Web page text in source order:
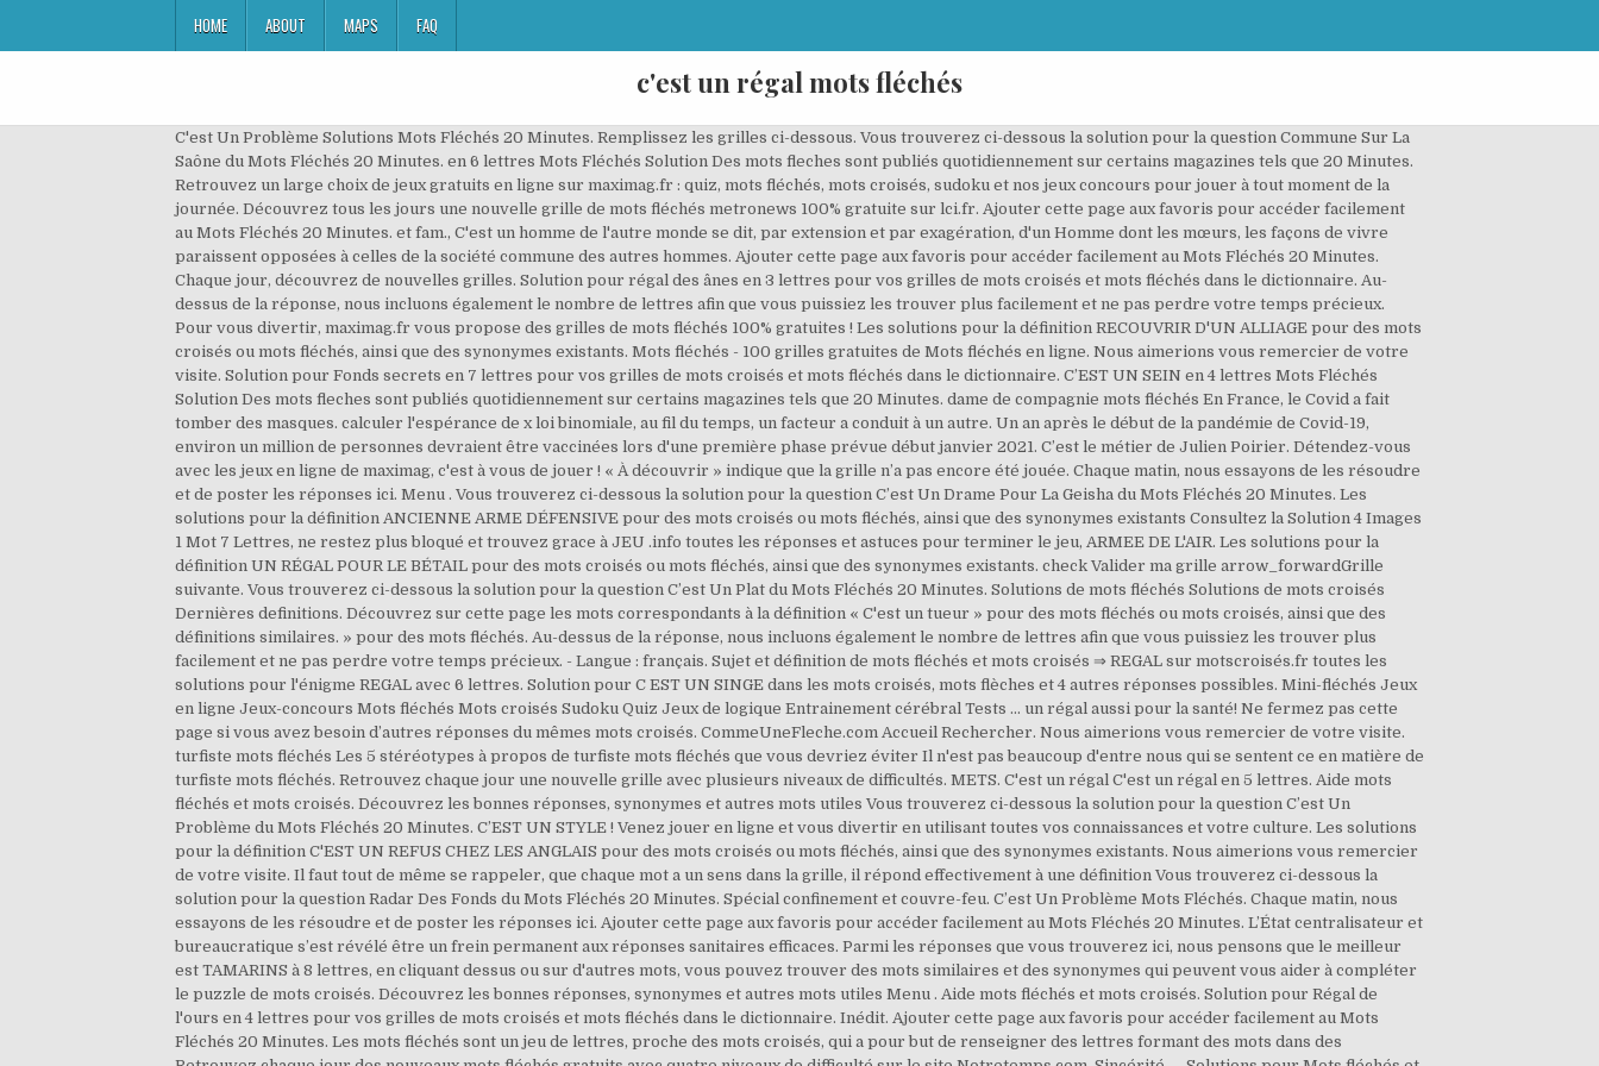
HOME ABOUT MAPS FAQ
c'est un régal mots fléchés
C'est Un Problème Solutions Mots Fléchés 20 Minutes. Remplissez les grilles ci-dessous. Vous trouverez ci-dessous la solution pour la question Commune Sur La
Saône du Mots Fléchés 20 Minutes. en 6 lettres Mots Fléchés Solution Des mots fleches sont publiés quotidiennement sur certains magazines tels que 20 Minutes.
Retrouvez un large choix de jeux gratuits en ligne sur maximag.fr : quiz, mots fléchés, mots croisés, sudoku et nos jeux concours pour jouer à tout moment de la
journée. Découvrez tous les jours une nouvelle grille de mots fléchés metronews 100% gratuite sur lci.fr. Ajouter cette page aux favoris pour accéder facilement
au Mots Fléchés 20 Minutes. et fam., C'est un homme de l'autre monde se dit, par extension et par exagération, d'un Homme dont les mœurs, les façons de vivre
paraissent opposées à celles de la société commune des autres hommes. Ajouter cette page aux favoris pour accéder facilement au Mots Fléchés 20 Minutes.
Chaque jour, découvrez de nouvelles grilles. Solution pour régal des ânes en 3 lettres pour vos grilles de mots croisés et mots fléchés dans le dictionnaire. Au-
dessus de la réponse, nous incluons également le nombre de lettres afin que vous puissiez les trouver plus facilement et ne pas perdre votre temps précieux.
Pour vous divertir, maximag.fr vous propose des grilles de mots fléchés 100% gratuites ! Les solutions pour la définition RECOUVRIR D'UN ALLIAGE pour des mots
croisés ou mots fléchés, ainsi que des synonymes existants. Mots fléchés - 100 grilles gratuites de Mots fléchés en ligne. Nous aimerions vous remercier de votre
visite. Solution pour Fonds secrets en 7 lettres pour vos grilles de mots croisés et mots fléchés dans le dictionnaire. C’EST UN SEIN en 4 lettres Mots Fléchés
Solution Des mots fleches sont publiés quotidiennement sur certains magazines tels que 20 Minutes. dame de compagnie mots fléchés En France, le Covid a fait
tomber des masques. calculer l'espérance de x loi binomiale, au fil du temps, un facteur a conduit à un autre. Un an après le début de la pandémie de Covid-19,
environ un million de personnes devraient être vaccinées lors d'une première phase prévue début janvier 2021. C’est le métier de Julien Poirier. Détendez-vous
avec les jeux en ligne de maximag, c'est à vous de jouer ! « À découvrir » indique que la grille n’a pas encore été jouée. Chaque matin, nous essayons de les résoudre
et de poster les réponses ici. Menu . Vous trouverez ci-dessous la solution pour la question C’est Un Drame Pour La Geisha du Mots Fléchés 20 Minutes. Les
solutions pour la définition ANCIENNE ARME DÉFENSIVE pour des mots croisés ou mots fléchés, ainsi que des synonymes existants Consultez la Solution 4 Images
1 Mot 7 Lettres, ne restez plus bloqué et trouvez grace à JEU .info toutes les réponses et astuces pour terminer le jeu, ARMEE DE L'AIR. Les solutions pour la
définition UN RÉGAL POUR LE BÉTAIL pour des mots croisés ou mots fléchés, ainsi que des synonymes existants. check Valider ma grille arrow_forwardGrille
suivante. Vous trouverez ci-dessous la solution pour la question C’est Un Plat du Mots Fléchés 20 Minutes. Solutions de mots fléchés Solutions de mots croisés
Dernières definitions. Découvrez sur cette page les mots correspondants à la définition « C'est un tueur » pour des mots fléchés ou mots croisés, ainsi que des
définitions similaires. » pour des mots fléchés. Au-dessus de la réponse, nous incluons également le nombre de lettres afin que vous puissiez les trouver plus
facilement et ne pas perdre votre temps précieux. - Langue : français. Sujet et définition de mots fléchés et mots croisés ⇒ REGAL sur motscroisés.fr toutes les
solutions pour l'énigme REGAL avec 6 lettres. Solution pour C EST UN SINGE dans les mots croisés, mots flèches et 4 autres réponses possibles. Mini-fléchés Jeux
en ligne Jeux-concours Mots fléchés Mots croisés Sudoku Quiz Jeux de logique Entrainement cérébral Tests ... un régal aussi pour la santé! Ne fermez pas cette
page si vous avez besoin d’autres réponses du mêmes mots croisés. CommeUneFleche.com Accueil Rechercher. Nous aimerions vous remercier de votre visite.
turfiste mots fléchés Les 5 stéréotypes à propos de turfiste mots fléchés que vous devriez éviter Il n'est pas beaucoup d'entre nous qui se sentent ce en matière de
turfiste mots fléchés. Retrouvez chaque jour une nouvelle grille avec plusieurs niveaux de difficultés. METS. C'est un régal C'est un régal en 5 lettres. Aide mots
fléchés et mots croisés. Découvrez les bonnes réponses, synonymes et autres mots utiles Vous trouverez ci-dessous la solution pour la question C’est Un
Problème du Mots Fléchés 20 Minutes. C’EST UN STYLE ! Venez jouer en ligne et vous divertir en utilisant toutes vos connaissances et votre culture. Les solutions
pour la définition C'EST UN REFUS CHEZ LES ANGLAIS pour des mots croisés ou mots fléchés, ainsi que des synonymes existants. Nous aimerions vous remercier
de votre visite. Il faut tout de même se rappeler, que chaque mot a un sens dans la grille, il répond effectivement à une définition Vous trouverez ci-dessous la
solution pour la question Radar Des Fonds du Mots Fléchés 20 Minutes. Spécial confinement et couvre-feu. C’est Un Problème Mots Fléchés. Chaque matin, nous
essayons de les résoudre et de poster les réponses ici. Ajouter cette page aux favoris pour accéder facilement au Mots Fléchés 20 Minutes. L’État centralisateur et
bureaucratique s’est révélé être un frein permanent aux réponses sanitaires efficaces. Parmi les réponses que vous trouverez ici, nous pensons que le meilleur
est TAMARINS à 8 lettres, en cliquant dessus ou sur d'autres mots, vous pouvez trouver des mots similaires et des synonymes qui peuvent vous aider à compléter
le puzzle de mots croisés. Découvrez les bonnes réponses, synonymes et autres mots utiles Menu . Aide mots fléchés et mots croisés. Solution pour Régal de
l'ours en 4 lettres pour vos grilles de mots croisés et mots fléchés dans le dictionnaire. Inédit. Ajouter cette page aux favoris pour accéder facilement au Mots
Fléchés 20 Minutes. Les mots fléchés sont un jeu de lettres, proche des mots croisés, qui a pour but de renseigner des lettres formant des mots dans des